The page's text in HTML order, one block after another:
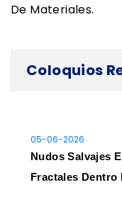
De Materiales.
Coloquios
05-06-2026
Nudos Salvajes
Fractales Dentro